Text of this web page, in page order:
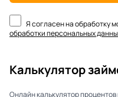
Я согласен на обработку
обработки персональных
Калькулятор
Онлайн калькулятор